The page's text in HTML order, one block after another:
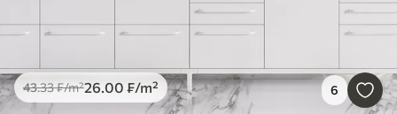
43.33₣/m²26.00 ₣/m² 6